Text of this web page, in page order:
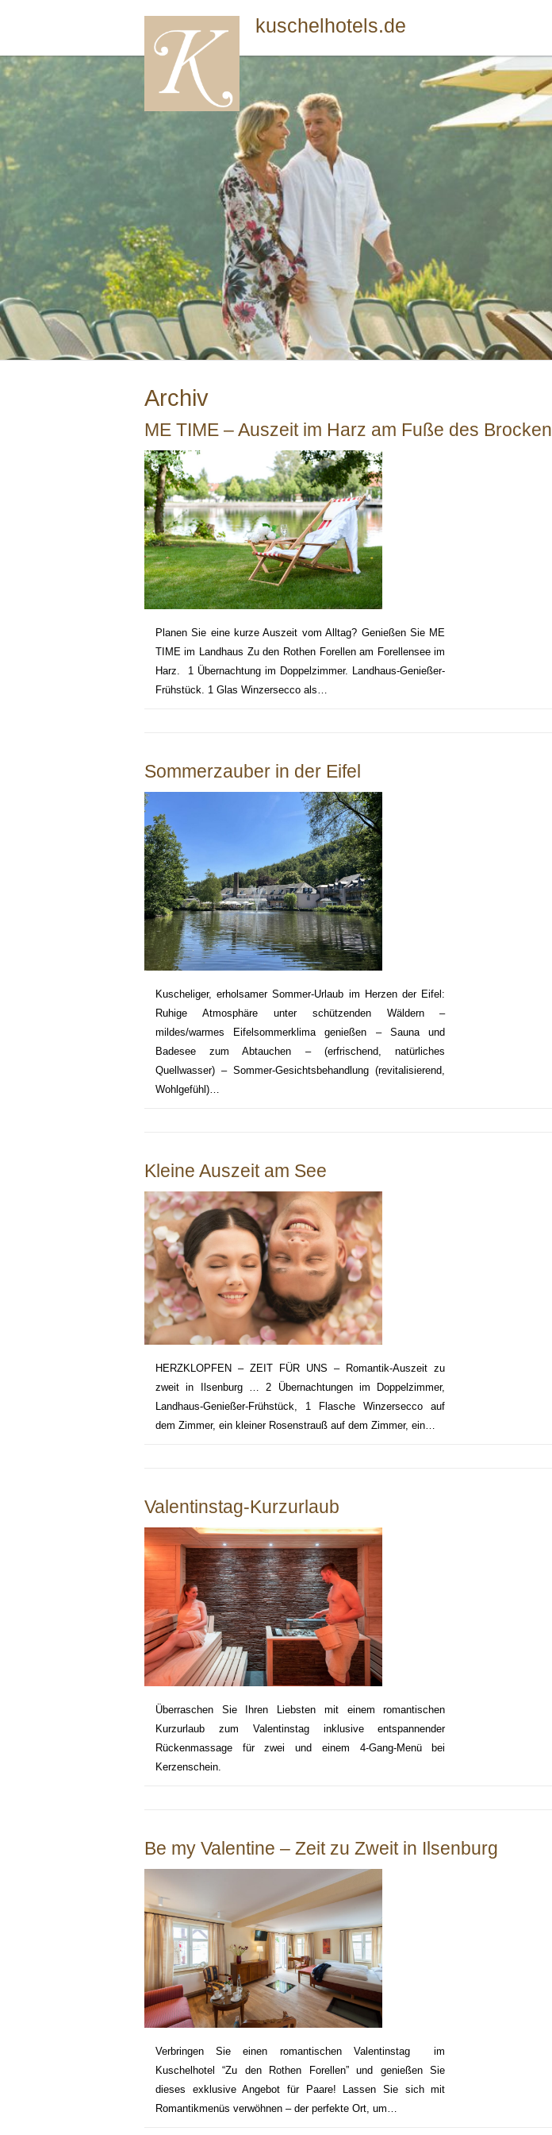
kuschelhotels.de
Archiv
ME TIME – Auszeit im Harz am Fuße des Brocken
Planen Sie eine kurze Auszeit vom Alltag? Genießen Sie ME
TIME im Landhaus Zu den Rothen Forellen am Forellensee im
Harz. 1 Übernachtung im Doppelzimmer. Landhaus-Genießer-
Frühstück. 1 Glas Winzersecco als…
Sommerzauber in der Eifel
Kuscheliger, erholsamer Sommer-Urlaub im Herzen der Eifel:
Ruhige Atmosphäre unter schützenden Wäldern –
mildes/warmes Eifelsommerklima genießen – Sauna und
Badesee zum Abtauchen – (erfrischend, natürliches
Quellwasser) – Sommer-Gesichtsbehandlung (revitalisierend,
Wohlgefühl)…
Kleine Auszeit am See
HERZKLOPFEN – ZEIT FÜR UNS – Romantik-Auszeit zu
zweit in Ilsenburg … 2 Übernachtungen im Doppelzimmer,
Landhaus-Genießer-Frühstück, 1 Flasche Winzersecco auf
dem Zimmer, ein kleiner Rosenstrauß auf dem Zimmer, ein…
Valentinstag-Kurzurlaub
Überraschen Sie Ihren Liebsten mit einem romantischen
Kurzurlaub zum Valentinstag inklusive entspannender
Rückenmassage für zwei und einem 4-Gang-Menü bei
Kerzenschein.
Be my Valentine – Zeit zu Zweit in Ilsenburg
Verbringen Sie einen romantischen Valentinstag im
Kuschelhotel “Zu den Rothen Forellen” und genießen Sie
dieses exklusive Angebot für Paare! Lassen Sie sich mit
Romantikmenüs verwöhnen – der perfekte Ort, um…